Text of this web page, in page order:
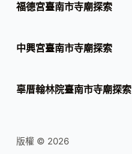
福德宮臺南市寺廟探索
中興宮臺南市寺廟探索
辜厝翰林院臺南市寺廟探索
版權 © 2026